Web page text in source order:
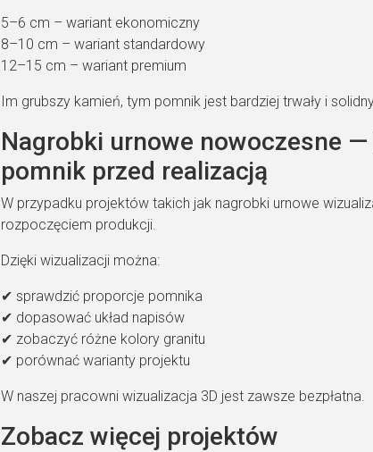
5–6 cm – wariant ekonomiczny
8–10 cm – wariant standardowy
12–15 cm – wariant premium
Im grubszy kamień, tym pomnik jest bardziej trwały i
Nagrobki urnowe nowoczesne
pomnik przed realizacją
W przypadku projektów takich jak nagrobki urnowe
rozpoczęciem produkcji.
Dzięki wizualizacji można:
✔ sprawdzić proporcje pomnika
✔ dopasować układ napisów
✔ zobaczyć różne kolory granitu
✔ porównać warianty projektu
W naszej pracowni wizualizacja 3D jest zawsze bezpłatna.
Zobacz więcej projektów